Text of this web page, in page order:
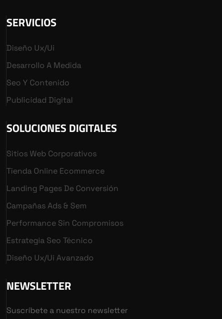
SERVICIOS
Diseño Ux/ui
Desarrollo A Medida
Seo Y Contenido
Publicidad Digital
SOLUCIONES DIGITALES
Sitios Web Corporativos
Tienda Online Ecommerce
Landing Pages De Conversión
Campañas Ads & Sem
Performance Sin Compromisos
Estrategia Seo Técnico
Diseño Ux/ui Avanzado
NEWSLETTER
Suscríbete a nuestro newsletter